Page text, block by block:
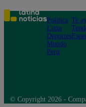
Política
Lima
Deportes
Mundo
Perú
Te
© Copyright 2026 -